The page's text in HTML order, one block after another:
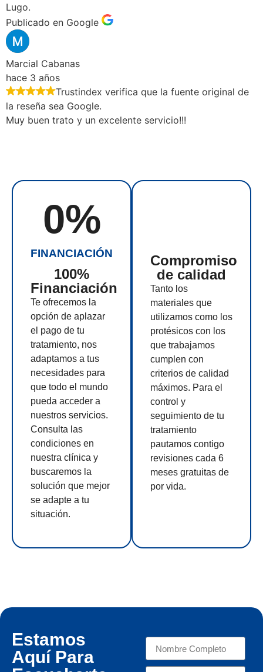
Lugo.
Publicado en Google
Marcial Cabanas
hace 3 años
Trustindex verifica que la fuente original de
la reseña sea Google.
Muy buen trato y un excelente servicio!!!
FINANCIACIÓN
0%
100%
Financiación
Te ofrecemos la
opción de aplazar
el pago de tu
tratamiento, nos
adaptamos a tus
necesidades para
que todo el mundo
pueda acceder a
nuestros servicios.
Consulta las
condiciones en
nuestra clínica y
buscaremos la
solución que mejor
se adapte a tu
situación.
Compromiso
de calidad
Tanto los
materiales que
utilizamos como los
protésicos con los
que trabajamos
cumplen con
criterios de calidad
máximos. Para el
control y
seguimiento de tu
tratamiento
pautamos contigo
revisiones cada 6
meses gratuitas de
por vida.
Estamos
Aquí Para